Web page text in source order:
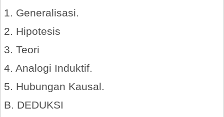
1. Generalisasi.
2. Hipotesis
3. Teori
4. Analogi Induktif.
5. Hubungan Kausal.
B. DEDUKSI